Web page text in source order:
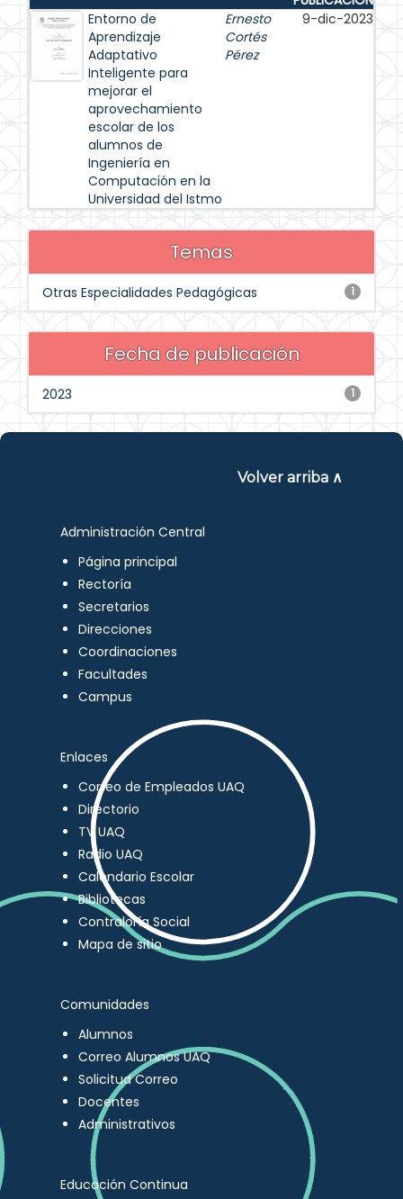
Entorno de
Aprendizaje
Adaptativo
Inteligente para
mejorar el
aprovechamiento
escolar de los
alumnos de
Ingeniería en
Computación en la
Universidad del Istmo
Ernesto
Cortés
Pérez
9-dic-2023
Temas
1
Otras Especialidades Pedagógicas
Fecha de publicación
1
2023
Volver arriba ∧
Administración Central
Página principal
Rectoría
Secretarios
Direcciones
Coordinaciones
Facultades
Campus
Enlaces
Correo de Empleados UAQ
Directorio
TV UAQ
Radio UAQ
Calendario Escolar
Bibliotecas
Contraloría Social
Mapa de sitio
Comunidades
Alumnos
Correo Alumnos UAQ
Solicitud Correo
Docentes
Administrativos
Educación Continua